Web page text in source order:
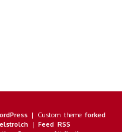
| Custom themeforked
| Feed RSS